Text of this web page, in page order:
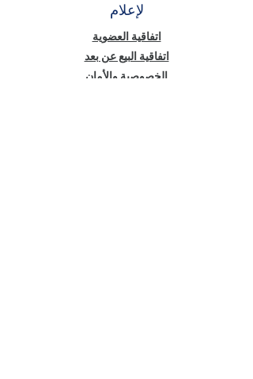
لإعلام
اتفاقية العضوية
اتفاقية البيع عن بعد
الخصوصية والأمان